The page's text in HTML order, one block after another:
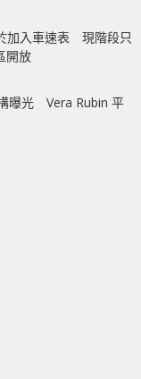
加入車速表 現階段只
開放
曝光 Vera Rubin 平